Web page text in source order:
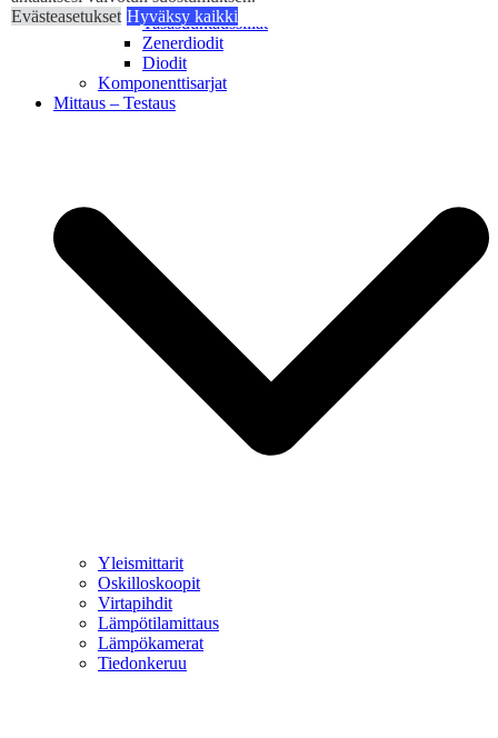
Tasasuuntaussillat
Zenerdiodit
Diodit
Komponenttisarjat
Mittaus – Testaus
Yleismittarit
Oskilloskoopit
Virtapihdit
Lämpötilamittaus
Lämpökamerat
Tiedonkeruu
Evästeasetukset Hyväksy kaikki